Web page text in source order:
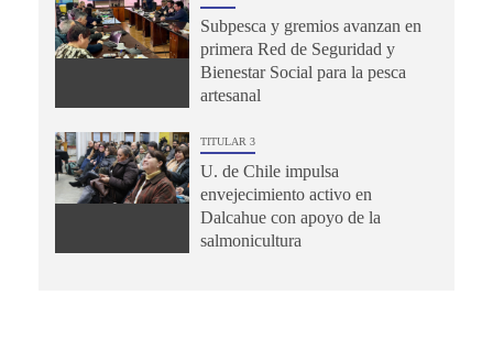
Subpesca y gremios avanzan en
primera Red de Seguridad y
Bienestar Social para la pesca
artesanal
TITULAR 3
U. de Chile impulsa
envejecimiento activo en
Dalcahue con apoyo de la
salmonicultura